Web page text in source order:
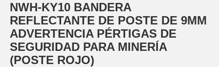
NWH-KY10 BANDERA
REFLECTANTE DE POSTE DE 9MM
ADVERTENCIA PÉRTIGAS DE
SEGURIDAD PARA MINERÍA
(POSTE ROJO)